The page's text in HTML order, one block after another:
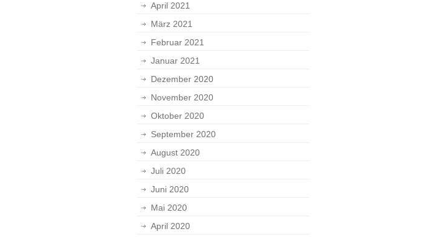
April 2021
März 2021
Februar 2021
Januar 2021
Dezember 2020
November 2020
Oktober 2020
September 2020
August 2020
Juli 2020
Juni 2020
Mai 2020
April 2020